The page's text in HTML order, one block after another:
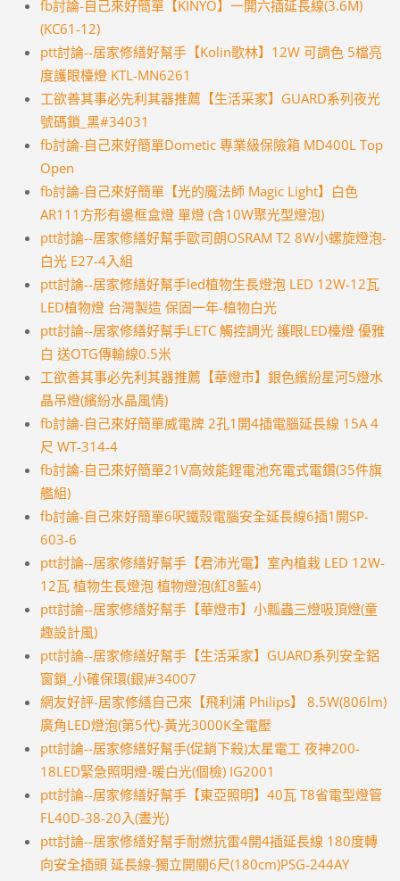
fb討論-自己來好簡單【KINYO】一開六插延長線(3.6M)
(KC61-12)
ptt討論--居家修繕好幫手【Kolin歌林】12W 可調色 5檔亮
度護眼檯燈 KTL-MN6261
工欲善其事必先利其器推薦【生活采家】GUARD系列夜光
號碼鎖_黑#34031
fb討論-自己來好簡單Dometic 專業級保險箱 MD400L Top
Open
fb討論-自己來好簡單【光的魔法師 Magic Light】白色
AR111方形有邊框盒燈 單燈 (含10W聚光型燈泡)
ptt討論--居家修繕好幫手歐司朗OSRAM T2 8W小螺旋燈泡-
白光 E27-4入組
ptt討論--居家修繕好幫手led植物生長燈泡 LED 12W-12瓦
LED植物燈 台灣製造 保固一年-植物白光
ptt討論--居家修繕好幫手LETC 觸控調光 護眼LED檯燈 優雅
白 送OTG傳輸線0.5米
工欲善其事必先利其器推薦【華燈市】銀色繽紛星河5燈水
晶吊燈(繽紛水晶風情)
fb討論-自己來好簡單威電牌 2孔1開4插電腦延長線 15A 4
尺 WT-314-4
fb討論-自己來好簡單21V高效能鋰電池充電式電鑽(35件旗
艦組)
fb討論-自己來好簡單6呎鐵殼電腦安全延長線6插1開SP-
603-6
ptt討論--居家修繕好幫手【君沛光電】室內植栽 LED 12W-
12瓦 植物生長燈泡 植物燈泡(紅8藍4)
ptt討論--居家修繕好幫手【華燈市】小瓢蟲三燈吸頂燈(童
趣設計風)
ptt討論--居家修繕好幫手【生活采家】GUARD系列安全鋁
窗鎖_小確保環(銀)#34007
網友好評-居家修繕自己來【飛利浦 Philips】 8.5W(806lm)
廣角LED燈泡(第5代)-黃光3000K全電壓
ptt討論--居家修繕好幫手(促銷下殺)太星電工 夜神200-
18LED緊急照明燈-暖白光(個檢) IG2001
ptt討論--居家修繕好幫手【東亞照明】40瓦 T8省電型燈管
FL40D-38-20入(晝光)
ptt討論--居家修繕好幫手耐燃抗雷4開4插延長線 180度轉
向安全插頭 延長線-獨立開關6尺(180cm)PSG-244AY